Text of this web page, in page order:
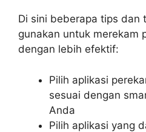
Di sini beberapa tips dan
gunakan untuk merekam
dengan lebih efektif:
Pilih aplikasi
sesuai dengan
Anda
Pilih aplikasi yang